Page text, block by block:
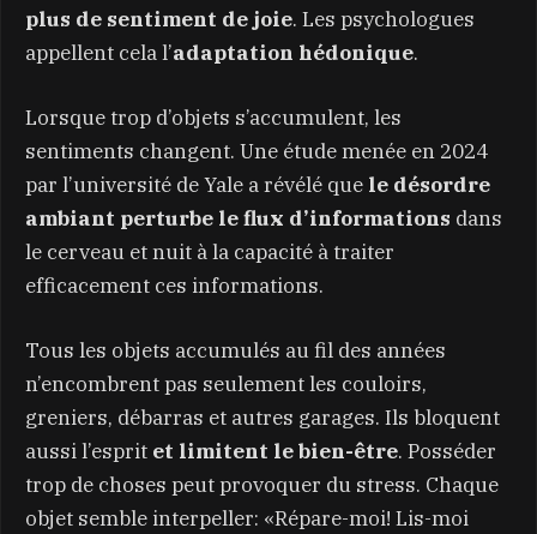
plus de sentiment de joie. Les psychologues
appellent cela l’adaptation hédonique.
Lorsque trop d’objets s’accumulent, les
sentiments changent. Une étude menée en 2024
par l’université de Yale a révélé que le désordre
ambiant perturbe le flux d’informations dans
le cerveau et nuit à la capacité à traiter
efficacement ces informations.
Tous les objets accumulés au fil des années
n’encombrent pas seulement les couloirs,
greniers, débarras et autres garages. Ils bloquent
aussi l’esprit et limitent le bien-être. Posséder
trop de choses peut provoquer du stress. Chaque
objet semble interpeller: «Répare-moi! Lis-moi